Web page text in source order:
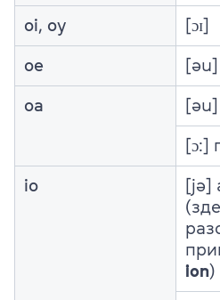
oi, oy [ɔɪ]
oe [əu]
oa [əu]
[ɔ:]
io
[jə]
ion)